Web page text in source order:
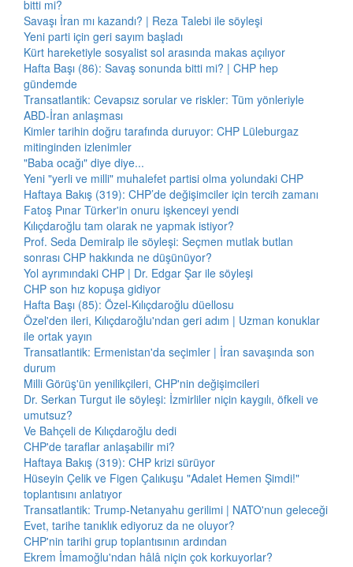
bitti mi?
Savaşı İran mı kazandı? | Reza Talebi ile söyleşi
Yeni parti için geri sayım başladı
Kürt hareketiyle sosyalist sol arasında makas açılıyor
Hafta Başı (86): Savaş sonunda bitti mi? | CHP hep
gündemde
Transatlantik: Cevapsız sorular ve riskler: Tüm yönleriyle
ABD-İran anlaşması
Kimler tarihin doğru tarafında duruyor: CHP Lüleburgaz
mitinginden izlenimler
"Baba ocağı" diye diye...
Yeni "yerli ve milli" muhalefet partisi olma yolundaki CHP
Haftaya Bakış (319): CHP’de değişimciler için tercih zamanı
Fatoş Pınar Türker'in onuru işkenceyi yendi
Kılıçdaroğlu tam olarak ne yapmak istiyor?
Prof. Seda Demiralp ile söyleşi: Seçmen mutlak butlan
sonrası CHP hakkında ne düşünüyor?
Yol ayrımındaki CHP | Dr. Edgar Şar ile söyleşi
CHP son hız kopuşa gidiyor
Hafta Başı (85): Özel-Kılıçdaroğlu düellosu
Özel'den ileri, Kılıçdaroğlu'ndan geri adım | Uzman konuklar
ile ortak yayın
Transatlantik: Ermenistan'da seçimler | İran savaşında son
durum
Milli Görüş'ün yenilikçileri, CHP'nin değişimcileri
Dr. Serkan Turgut ile söyleşi: İzmirliler niçin kaygılı, öfkeli ve
umutsuz?
Ve Bahçeli de Kılıçdaroğlu dedi
CHP'de taraflar anlaşabilir mi?
Haftaya Bakış (319): CHP krizi sürüyor
Hüseyin Çelik ve Figen Çalıkuşu "Adalet Hemen Şimdi!"
toplantısını anlatıyor
Transatlantik: Trump-Netanyahu gerilimi | NATO'nun geleceği
Evet, tarihe tanıklık ediyoruz da ne oluyor?
CHP'nin tarihi grup toplantısının ardından
Ekrem İmamoğlu'ndan hâlâ niçin çok korkuyorlar?